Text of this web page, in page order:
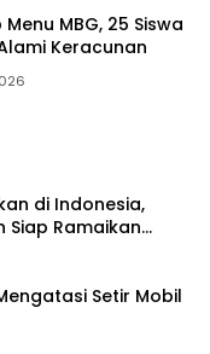
MBG, 25 Siswa
Keracunan
di Indonesia,
Siap Ramaikan
Setir Mobil